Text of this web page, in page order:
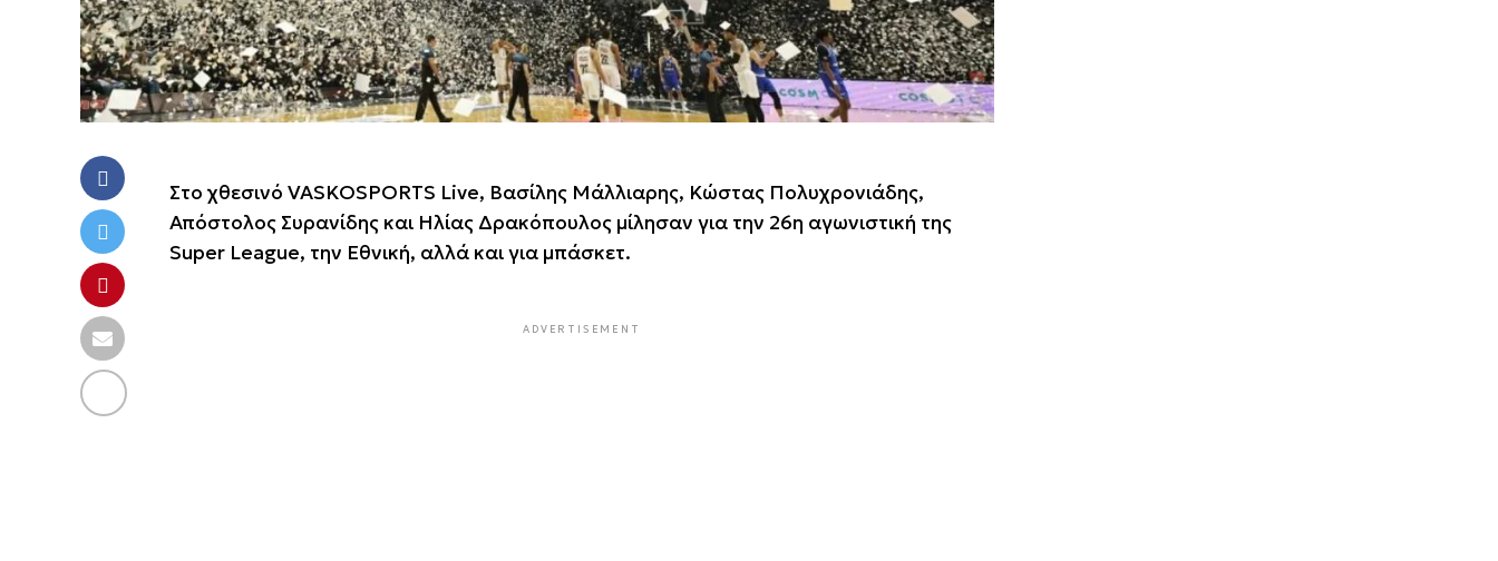
Στο χθεσινό VASKOSPORTS Live, Βασίλης Μάλλιαρης, Κώστας Πολυχρονιάδης,
Απόστολος Συρανίδης και Ηλίας Δρακόπουλος μίλησαν για την 26η αγωνιστική της
Super League, την Εθνική, αλλά και για μπάσκετ.
ADVERTISEMENT